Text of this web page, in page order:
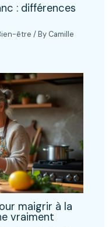
: différences
être / By Camille
maigrir à la
vraiment